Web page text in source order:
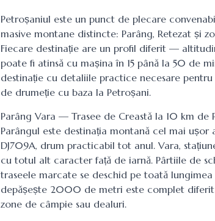
Petroșaniul este un punct de plecare
masive montane distincte: Parâng, Retezat și
Fiecare destinație are un profil diferit —
poate fi atinsă cu mașina în 15 până la 50 de
destinație cu detaliile practice necesare
de drumeție cu baza la Petroșani.
Parâng Vara — Trasee de Creastă la 10 km de
Parângul este destinația montană cel mai ușor
DJ709A, drum practicabil tot anul. Vara,
cu totul alt caracter față de iarnă. Pârtiile de
traseele marcate se deschid pe toată
depășește 2000 de metri este complet
zone de câmpie sau dealuri.